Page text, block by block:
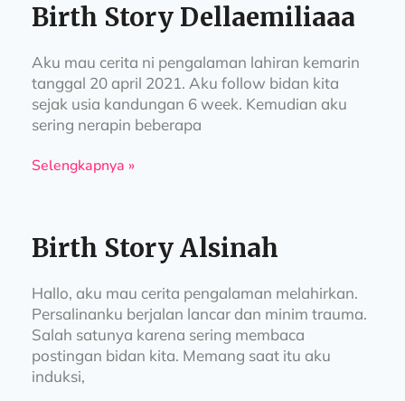
Birth Story Dellaemiliaaa
Aku mau cerita ni pengalaman lahiran kemarin
tanggal 20 april 2021. Aku follow bidan kita
sejak usia kandungan 6 week. Kemudian aku
sering nerapin beberapa
Selengkapnya »
Birth Story Alsinah
Hallo, aku mau cerita pengalaman melahirkan.
Persalinanku berjalan lancar dan minim trauma.
Salah satunya karena sering membaca
postingan bidan kita. Memang saat itu aku
induksi,